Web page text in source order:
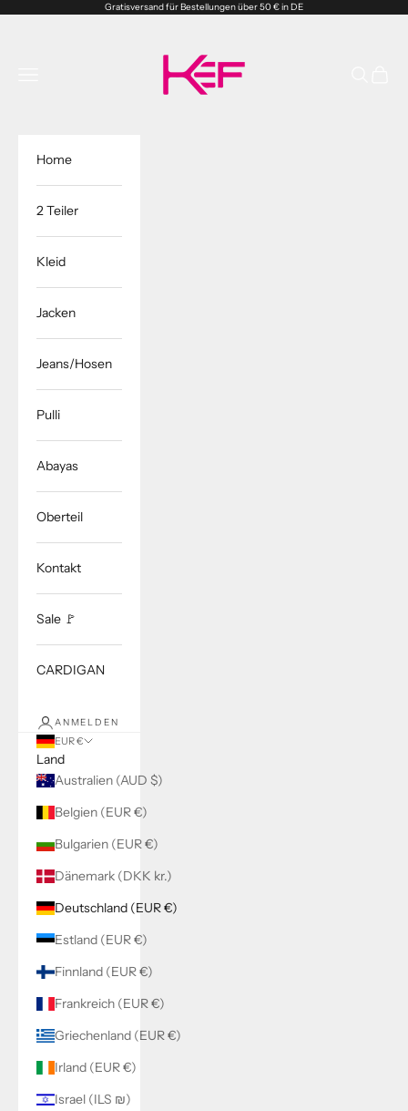
Zum Inhalt springenGratisversand für Bestellungen über 50 € in DE
Home
2 Teiler
Kleid
Jacken
Jeans/Hosen
Pulli
Abayas
Oberteil
Kontakt
Sale 🚩
CARDIGAN
ANMELDEN
EUR €
Land
Australien (AUD $)
Belgien (EUR €)
Bulgarien (EUR €)
Dänemark (DKK kr.)
Deutschland (EUR €)
Estland (EUR €)
Finnland (EUR €)
Frankreich (EUR €)
Griechenland (EUR €)
Irland (EUR €)
Israel (ILS ₪)